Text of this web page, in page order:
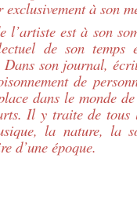
exclusivement à son
est à son
de son
Dans son journal,
de
dans le monde
Il y traite de tous
la nature, la
d’une époque.